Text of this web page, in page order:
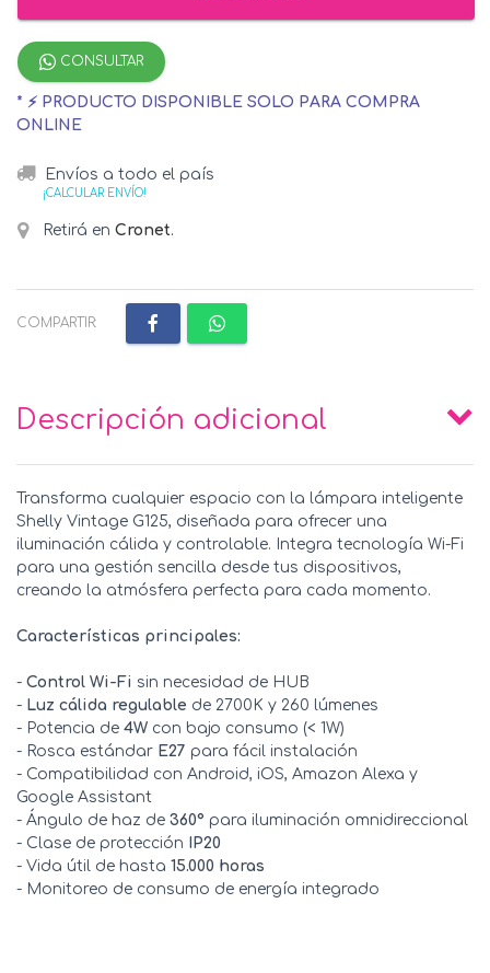
CONSULTAR
* ⚡ PRODUCTO DISPONIBLE SOLO PARA COMPRA
ONLINE
Envíos a todo el país
¡CALCULAR ENVÍO!
Retirá en Cronet.
COMPARTIR:
Descripción adicional
Transforma cualquier espacio con la lámpara inteligente
Shelly Vintage G125, diseñada para ofrecer una
iluminación cálida y controlable. Integra tecnología Wi-Fi
para una gestión sencilla desde tus dispositivos,
creando la atmósfera perfecta para cada momento.
Características principales:
- Control Wi-Fi sin necesidad de HUB
- Luz cálida regulable de 2700K y 260 lúmenes
- Potencia de 4W con bajo consumo (< 1W)
- Rosca estándar E27 para fácil instalación
- Compatibilidad con Android, iOS, Amazon Alexa y
Google Assistant
- Ángulo de haz de 360° para iluminación omnidireccional
- Clase de protección
IP20
- Vida útil de hasta 15.000 horas
- Monitoreo de consumo de energía integrado